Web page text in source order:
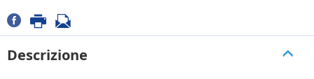
Descrizione